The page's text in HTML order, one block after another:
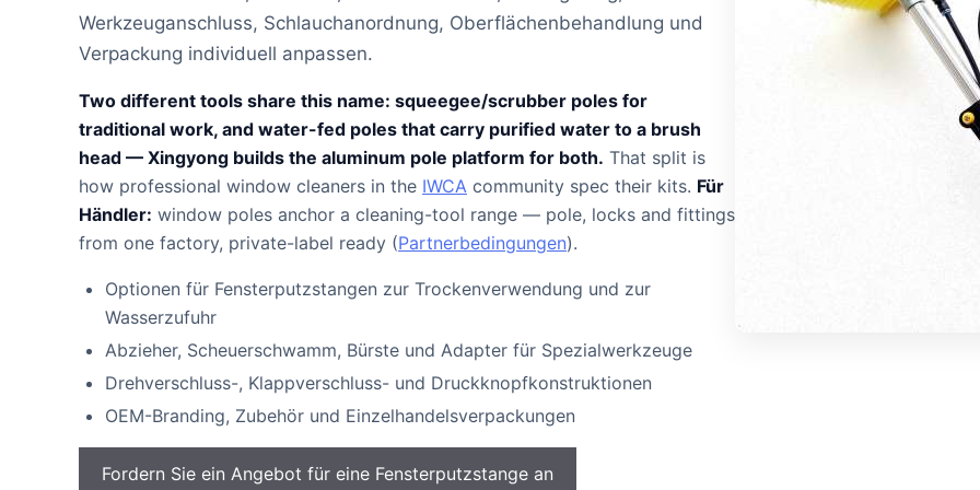
Werkzeuganschluss, Schlauchanordnung, Oberflächenbehandlung und
Verpackung individuell anpassen.
Two different tools share this name: squeegee/scrubber poles for
traditional work, and water-fed poles that carry purified water to a brush
head — Xingyong builds the aluminum pole platform for both. That split is
how professional window cleaners in the IWCA community spec their kits. Für
Händler: window poles anchor a cleaning-tool range — pole, locks and fittings
from one factory, private-label ready (Partnerbedingungen).
Optionen für Fensterputzstangen zur Trockenverwendung und zur
Wasserzufuhr
Abzieher, Scheuerschwamm, Bürste und Adapter für Spezialwerkzeuge
Drehverschluss-, Klappverschluss- und Druckknopfkonstruktionen
OEM-Branding, Zubehör und Einzelhandelsverpackungen
Fordern Sie ein Angebot für eine Fensterputzstange an